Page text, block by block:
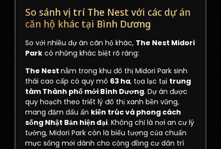
So sánh vị trí The Nest với các dự án
căn hộ khác tại Bình Dương
So với nhiều dự án căn hộ khác, The Nest Midori
Park có những khác biệt rõ ràng:
The Nest nằm trong khu đô thị Midori Park sinh
thái cao cấp có quy mô 63 ha, tọa lạc tại trung
tâm Thành phố mới Bình Dương. Dự án được
quy hoạch theo triết lý đô thị xanh bền vững,
mang đậm dấu ấn kiến trúc và phong cách
sống Nhật Bản hiện đại. Không chỉ là nơi an cư lý
tưởng, Midori Park còn là biểu tượng của chuẩn
mực sống mới dành cho cộng đồng cư dân trí